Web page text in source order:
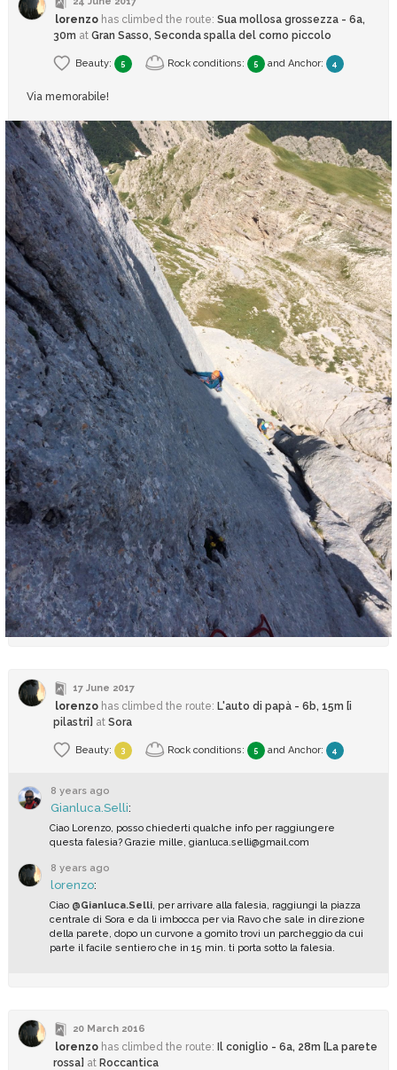
lorenzo has climbed the route: Sua mollosa grossezza - 6a,
30m at Gran Sasso, Seconda spalla del corno piccolo
Beauty: 5 Rock conditions: 5 and Anchor: 4
Via memorabile!
17 June 2017
lorenzo has climbed the route: L'auto di papà - 6b, 15m [i
pilastri] at Sora
Beauty: 3 Rock conditions: 5 and Anchor: 4
8 years ago
Gianluca.Selli:
Ciao Lorenzo, posso chiederti qualche info per raggiungere
questa falesia? Grazie mille, gianluca.selli@gmail.com
8 years ago
lorenzo:
Ciao @Gianluca.Selli, per arrivare alla falesia, raggiungi la piazza
centrale di Sora e da lì imbocca per via Ravo che sale in direzione
della parete, dopo un curvone a gomito trovi un parcheggio da cui
parte il facile sentiero che in 15 min. ti porta sotto la falesia.
20 March 2016
lorenzo has climbed the route: Il coniglio - 6a, 28m [La parete
rossa] at Roccantica